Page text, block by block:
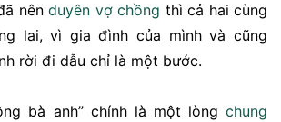
nênduyên vợ chồng thì cả hai cùng
lai, vì gia đình của mình và cũng
rời đi dẫu chỉ là một bước.
bà anh” chính là một lòng chung